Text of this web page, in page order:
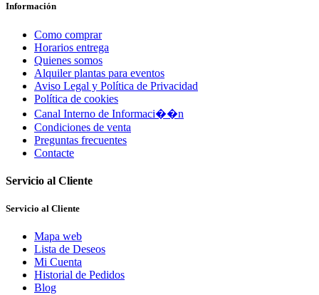
Información
Como comprar
Horarios entrega
Quienes somos
Alquiler plantas para eventos
Aviso Legal y Política de Privacidad
Política de cookies
Canal Interno de Informaci��n
Condiciones de venta
Preguntas frecuentes
Contacte
Servicio al Cliente
Servicio al Cliente
Mapa web
Lista de Deseos
Mi Cuenta
Historial de Pedidos
Blog